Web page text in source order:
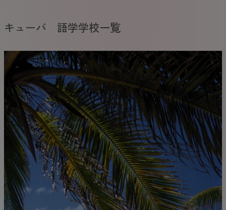
キューバ 語学学校一覧